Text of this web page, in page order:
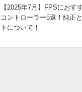
【2025年7月】FPSにおす
コントローラー5選！純正
トについて！